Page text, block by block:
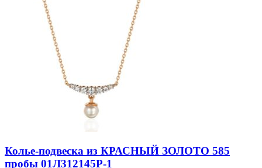
Колье-подвеска из КРАСНЫЙ ЗОЛОТО 585
пробы 01Л312145Р-1